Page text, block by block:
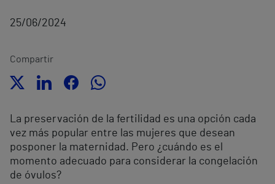
25/06/2024
Compartir
La preservación de la fertilidad es una opción cada
vez más popular entre las mujeres que desean
posponer la maternidad. Pero ¿cuándo es el
momento adecuado para considerar la congelación
de óvulos?